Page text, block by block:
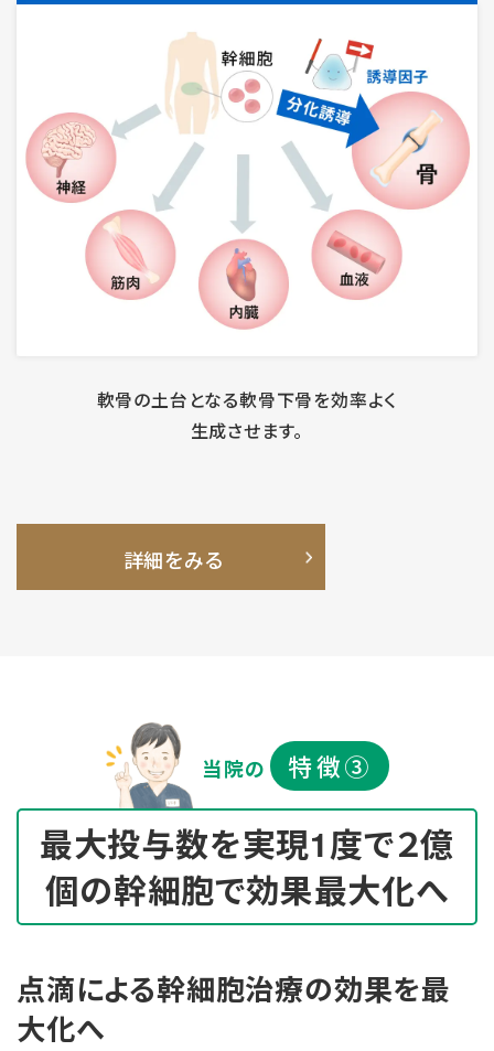
軟骨の土台となる軟骨下骨を効率よく
生成させます。
詳細をみる
当院の 特徴③
最大投与数を実現1度で２億
個の幹細胞で効果最大化へ
点滴による幹細胞治療の効果を最
大化へ